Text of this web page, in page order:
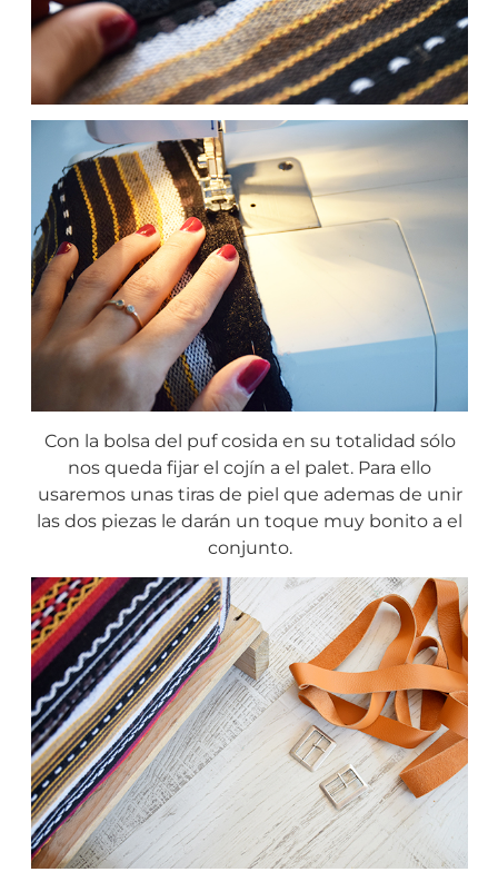
Con la bolsa del puf cosida en su totalidad sólo
nos queda fijar el cojín a el palet. Para ello
usaremos unas tiras de piel que ademas de unir
las dos piezas le darán un toque muy bonito a el
conjunto.